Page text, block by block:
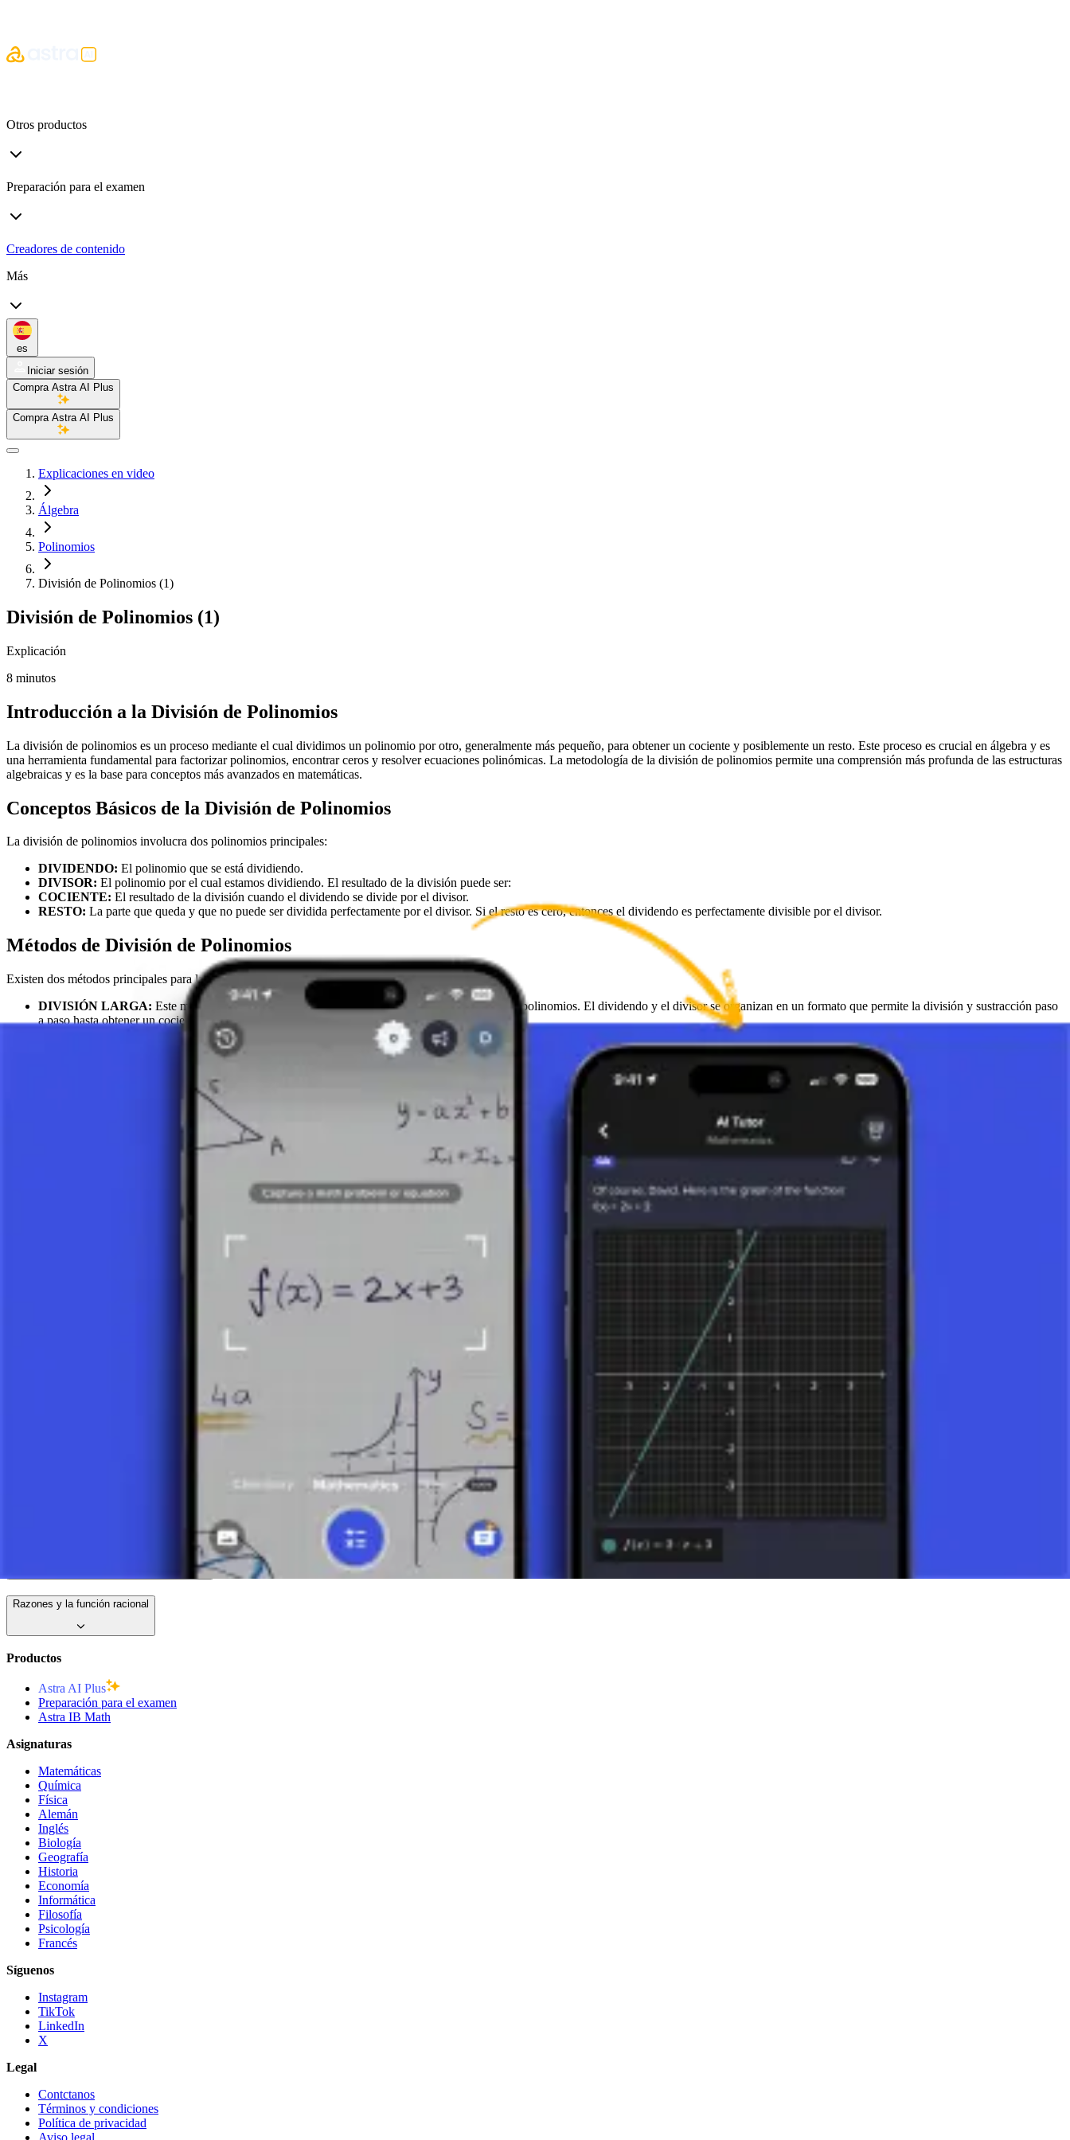
Otros productos
Preparación para el examen
Creadores de contenido
Más
es
Iniciar sesión
Compra Astra AI Plus
Compra Astra AI Plus
Explicaciones en video
Álgebra
Polinomios
División de Polinomios (1)
División de Polinomios (1)
Explicación
8 minutos
Introducción a la División de Polinomios
La división de polinomios es un proceso mediante el cual dividimos un polinomio por otro, generalmente más pequeño, para obtener un cociente y posiblemente un resto. Este proceso es crucial en álgebra y es
una herramienta fundamental para factorizar polinomios, encontrar ceros y resolver ecuaciones polinómicas. La metodología de la división de polinomios permite una comprensión más profunda de las estructuras
algebraicas y es la base para conceptos más avanzados en matemáticas.
Conceptos Básicos de la División de Polinomios
La división de polinomios involucra dos polinomios principales:
DIVIDENDO: El polinomio que se está dividiendo.
DIVISOR: El polinomio por el cual estamos dividiendo. El resultado de la división puede ser:
COCIENTE: El resultado de la división cuando el dividendo se divide por el divisor.
RESTO: La parte que queda y que no puede ser dividida perfectamente por el divisor. Si el resto es cero, entonces el dividendo es perfectamente divisible por el divisor.
Métodos de División de Polinomios
Existen dos métodos principales para la división de polinomios:
DIVISIÓN LARGA: Este método es similar a la división larga de números pero se aplica a los polinomios. El dividendo y el divisor se organizan en un formato que permite la división y sustracción paso
a paso hasta obtener un cociente y un posible resto.
DIVISIÓN SINTÉTICA (REGLA DE RUFFINI):
Este es un proceso más rápido que se utiliza cuando el divisor es de la forma x − c. El método requiere menos escritura y, por lo tanto, es más
rápido, pero puede ser menos intuitivo de entender al principio.
Importancia en las Matemáticas
La división de polinomios tiene numerosas aplicaciones prácticas y un gran significado en las matemáticas:
ENCONTRAR CEROS DE POLINOMIOS:Permite resolver ecuaciones polinómicas al factorizar polinomios en factores más pequeños.
La división de polinomios permite la simplificación de expresiones algebraicas complejas (especialmente expresiones racionales).
Ayuda a estudiar la divisibilidad entre polinomios y a encontrar factores comunes.
La división de polinomios es una habilidad fundamental en álgebra que sirve como base para comprender y resolver problemas matemáticos más complejos. El conocimiento de los métodos de división, como la
división larga y la división sintética, permite a los estudiantes, matemáticos y a cualquier persona manipular y analizar polinomios de manera efectiva. Esto no solo simplifica el estudio de los polinomios, sino que
también abre las puertas a la comprensión de conceptos más profundos en matemáticas y su aplicación práctica.
Haz una foto de tu tarea y utiliza el tutor de IA.
Expresiones y Ecuaciones Exponenciales
Razones y la función racional
Productos
Astra AI Plus
Preparación para el examen
Astra IB Math
Asignaturas
Matemáticas
Química
Física
Alemán
Inglés
Biología
Geografía
Historia
Economía
Informática
Filosofía
Psicología
Francés
Síguenos
Instagram
TikTok
LinkedIn
X
Legal
Contctanos
Términos y condiciones
Política de privacidad
Aviso legal